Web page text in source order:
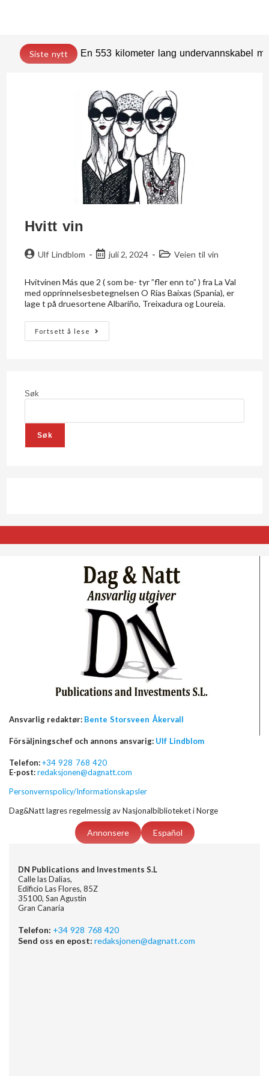
Siste nytt En 553 kilometer lang undervannskabel
Hvitt vin
Ulf Lindblom juli 2, 2024 Veien til vin
Hvitvinen Más que 2 ( som be- tyr ”fler enn to” ) fra La Val
med opprinnelsesbetegnelsen O Rías Baixas (Spania), er
lage t på druesortene Albariño, Treixadura og Loureia.
Fortsett å lese
Søk
Søk
Ansvarlig redaktør: Bente Storsveen Åkervall
Försäljningschef och annons ansvarig: Ulf Lindblom
Telefon:+34 928 768 420
E-post:redaksjonen@dagnatt.com
Personvernspolicy/Informationskapsler
Dag&Natt lagres regelmessig av Nasjonalbiblioteket i Norge
Annonsere Español
DN Publications and Investments S.L
Calle las Dalias,
Edificio Las Flores, 85Z
35100, San Agustin
Gran Canaria
Telefon: +34 928 768 420
Send oss en epost: redaksjonen@dagnatt.com